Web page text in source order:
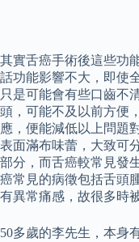
其實舌癌手術後這些功
話功能影響不大，即使
只是可能會有些口齒不
頭，可能不及以前方便
應，便能減低以上問題
表面滿布味蕾，大致可
部分，而舌癌較常見發
癌常見的病徵包括舌頭
有異常痛感，故很多時
50多歲的李先生，本身